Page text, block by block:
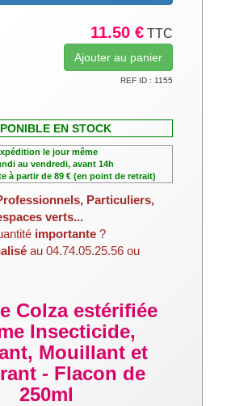
11.50 € TTC
REF ID : 1155
EN STOCK
le jour même
au vendredi, avant 14h
à partir de 89 € (en point de retrait)
Particuliers,
verts...
importante ?
au 04.74.05.25.56 ou
Colza estérifiée
Insecticide,
Mouillant et
- Flacon de
250ml